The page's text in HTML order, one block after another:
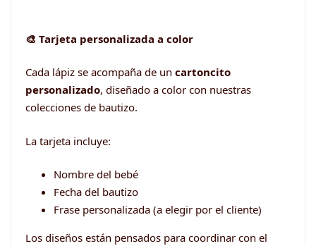
🎨 Tarjeta personalizada a color
Cada lápiz se acompaña de un cartoncito
personalizado, diseñado a color con nuestras
colecciones de bautizo.
La tarjeta incluye:
Nombre del bebé
Fecha del bautizo
Frase personalizada (a elegir por el cliente)
Los diseños están pensados para coordinar con el